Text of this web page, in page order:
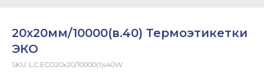
20х20мм/10000(в.40) Термоэтикетки
ЭКО
SKU: L.C.ECO20x20/10000(1)s40W